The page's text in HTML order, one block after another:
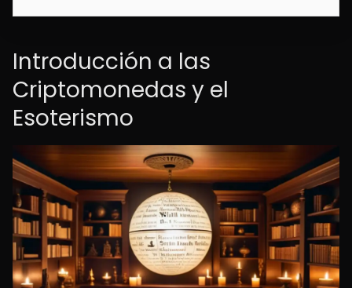
Introducción a las
Criptomonedas y el
Esoterismo